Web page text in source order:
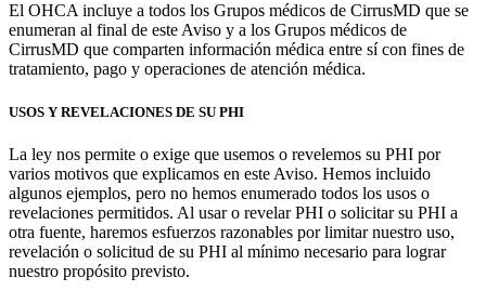
El OHCA incluye a todos los Grupos médicos de CirrusMD que se
enumeran al final de este Aviso y a los Grupos médicos de
CirrusMD que comparten información médica entre sí con fines de
tratamiento, pago y operaciones de atención médica.
USOS Y REVELACIONES DE SU PHI
La ley nos permite o exige que usemos o revelemos su PHI por
varios motivos que explicamos en este Aviso. Hemos incluido
algunos ejemplos, pero no hemos enumerado todos los usos o
revelaciones permitidos. Al usar o revelar PHI o solicitar su PHI a
otra fuente, haremos esfuerzos razonables por limitar nuestro uso,
revelación o solicitud de su PHI al mínimo necesario para lograr
nuestro propósito previsto.